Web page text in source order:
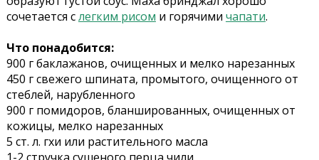
сочетается слегким рисом и горячими чапати.
Что понадобится:
900 г баклажанов, очищенных и мелко нарезанных
450 г свежего шпината, промытого, очищенного от
стеблей, нарубленного
900 г помидоров, бланшированных, очищенных от
кожицы, мелко нарезанных
5 ст. л. гхи или растительного масла